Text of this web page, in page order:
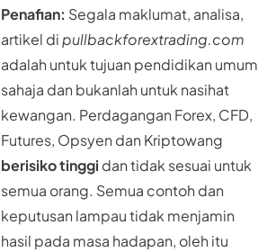
Penafian: Segala maklumat, analisa,
artikel dipullbackforextrading.com
adalah untuk tujuan pendidikan umum
sahaja dan bukanlah untuk nasihat
kewangan. Perdagangan Forex, CFD,
Futures, Opsyen dan Kriptowang
berisiko tinggi dan tidak sesuai untuk
semua orang. Semua contoh dan
keputusan lampau tidak menjamin
hasil pada masa hadapan, oleh itu